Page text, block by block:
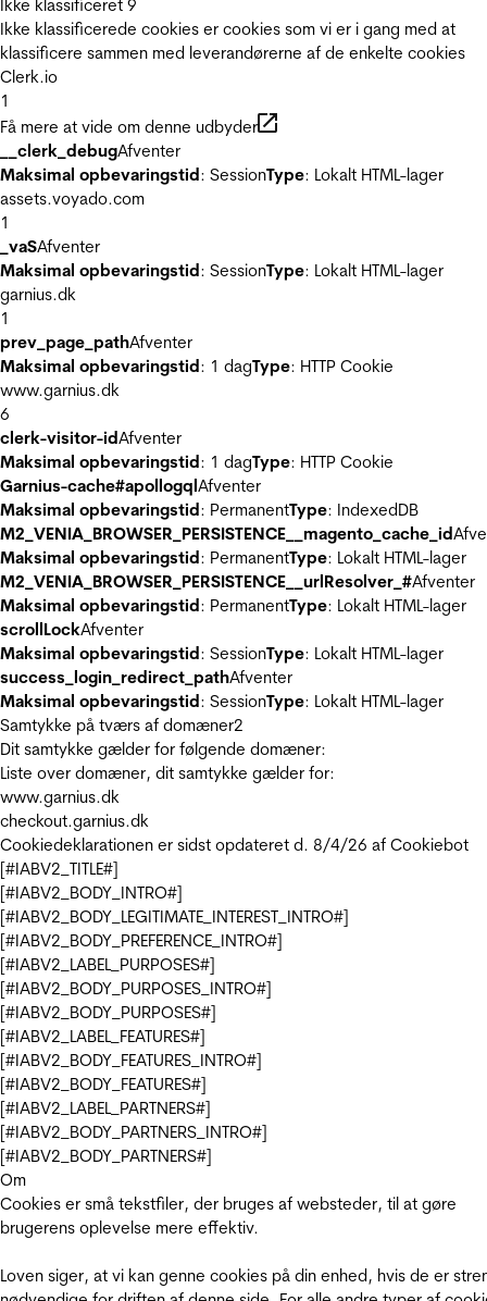
Ikke klassificeret 9
Ikke klassificerede cookies er cookies som vi er i gang med at
klassificere sammen med leverandørerne af de enkelte cookies
Clerk.io
1
Få mere at vide om denne udbyder
__clerk_debugAfventer
Maksimal opbevaringstid: SessionType: Lokalt HTML-lager
assets.voyado.com
1
_vaSAfventer
Maksimal opbevaringstid: SessionType: Lokalt HTML-lager
garnius.dk
1
prev_page_pathAfventer
Maksimal opbevaringstid: 1 dagType: HTTP Cookie
www.garnius.dk
6
clerk-visitor-idAfventer
Maksimal opbevaringstid: 1 dagType: HTTP Cookie
Garnius-cache#apollogqlAfventer
Maksimal opbevaringstid: PermanentType: IndexedDB
M2_VENIA_BROWSER_PERSISTENCE__magento_cache_id
Maksimal opbevaringstid: PermanentType: Lokalt HTML-lager
M2_VENIA_BROWSER_PERSISTENCE__urlResolver_#Afventer
Maksimal opbevaringstid: PermanentType: Lokalt HTML-lager
scrollLockAfventer
Maksimal opbevaringstid: SessionType: Lokalt HTML-lager
success_login_redirect_pathAfventer
Maksimal opbevaringstid: SessionType: Lokalt HTML-lager
Samtykke på tværs af domæner2
Dit samtykke gælder for følgende domæner:
Liste over domæner, dit samtykke gælder for:
www.garnius.dk
checkout.garnius.dk
Cookiedeklarationen er sidst opdateret d. 8/4/26 af Cookiebot
[#IABV2_TITLE#]
[#IABV2_BODY_INTRO#]
[#IABV2_BODY_LEGITIMATE_INTEREST_INTRO#]
[#IABV2_BODY_PREFERENCE_INTRO#]
[#IABV2_LABEL_PURPOSES#]
[#IABV2_BODY_PURPOSES_INTRO#]
[#IABV2_BODY_PURPOSES#]
[#IABV2_LABEL_FEATURES#]
[#IABV2_BODY_FEATURES_INTRO#]
[#IABV2_BODY_FEATURES#]
[#IABV2_LABEL_PARTNERS#]
[#IABV2_BODY_PARTNERS_INTRO#]
[#IABV2_BODY_PARTNERS#]
Om
Cookies er små tekstfiler, der bruges af websteder, til at gøre
brugerens oplevelse mere effektiv.
Loven siger, at vi kan genne cookies på din enhed, hvis de er